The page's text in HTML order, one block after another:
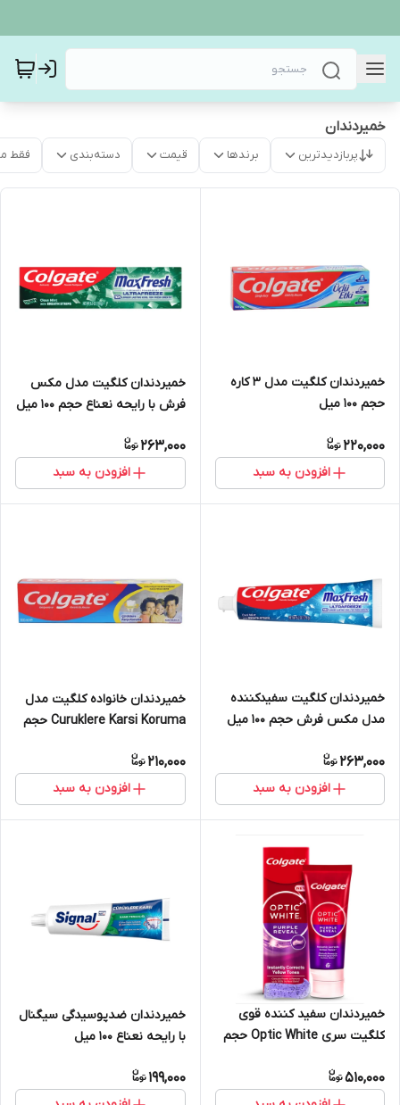
خمیردندان
پربازدیدترین برندها قیمت دسته‌بندی فقط
خمیردندان کلگیت مدل 3 کاره
حجم 100 میل
220,000
افزودن به سبد
خمیردندان کلگیت مدل مکس
فرش با رایحه نعناع حجم 100 میل
263,000
افزودن به سبد
خمیردندان کلگیت سفیدکننده
مدل مکس فرش حجم 100 میل
263,000
افزودن به سبد
خمیردندان خانواده کلگیت مدل
Curuklere Karsi Koruma حجم
210,000
افزودن به سبد
خمیردندان سفید کننده قوی
کلگیت سری Optic White حجم
510,000
خمیردندان ضدپوسیدگی سیگنال
با رایحه نعناع 100 میل
199,000